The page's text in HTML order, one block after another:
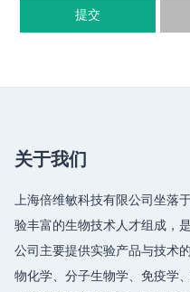
提交
关于我们
上海倍维敏科技有限公司坐落
验丰富的生物技术人才组成，
公司主要提供实验产品与技术
物化学、分子生物学、免疫学